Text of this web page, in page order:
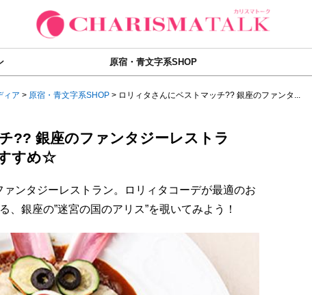
原宿・青文字系SHOP
ィア > 原宿・青文字系SHOP > ロリィタさんにベストマッチ?? 銀座のファンタ...
?? 銀座のファンタジーレストラ
すめ☆
ンタジーレストラン。ロリィタコーデが最適のお
銀座の”迷宮の国のアリス”を覗いてみよう！